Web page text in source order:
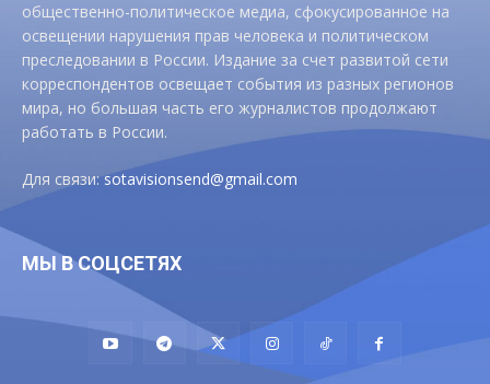
общественно-политическое медиа, сфокусированное на
освещении нарушения прав человека и политическом
преследовании в России. Издание за счет развитой сети
корреспондентов освещает события из разных регионов
мира, но большая часть его журналистов продолжают
работать в России.
Для связи:sotavisionsend@gmail.com
МЫ В СОЦСЕТЯХ